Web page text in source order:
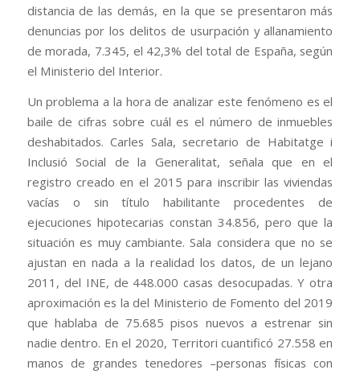
distancia de las demás, en la que se presentaron más
denuncias por los delitos de usurpación y allanamiento
de morada, 7.345, el 42,3% del total de España, según
el Ministerio del Interior.
Un problema a la hora de analizar este fenómeno es el
baile de cifras sobre cuál es el número de inmuebles
deshabitados. Carles Sala, secretario de Habitatge i
Inclusió Social de la Generalitat, señala que en el
registro creado en el 2015 para inscribir las viviendas
vacías o sin título habilitante procedentes de
ejecuciones hipotecarias constan 34.856, pero que la
situación es muy cambiante. Sala considera que no se
ajustan en nada a la realidad los datos, de un lejano
2011, del INE, de 448.000 casas desocupadas. Y otra
aproximación es la del Ministerio de Fomento del 2019
que hablaba de 75.685 pisos nuevos a estrenar sin
nadie dentro. En el 2020, Territori cuantificó 27.558 en
manos de grandes tenedores –personas físicas con